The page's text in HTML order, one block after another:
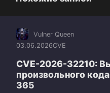
Vulner Queen
03.06.2026CVE
CVE-2026-32210:
произвольного
365